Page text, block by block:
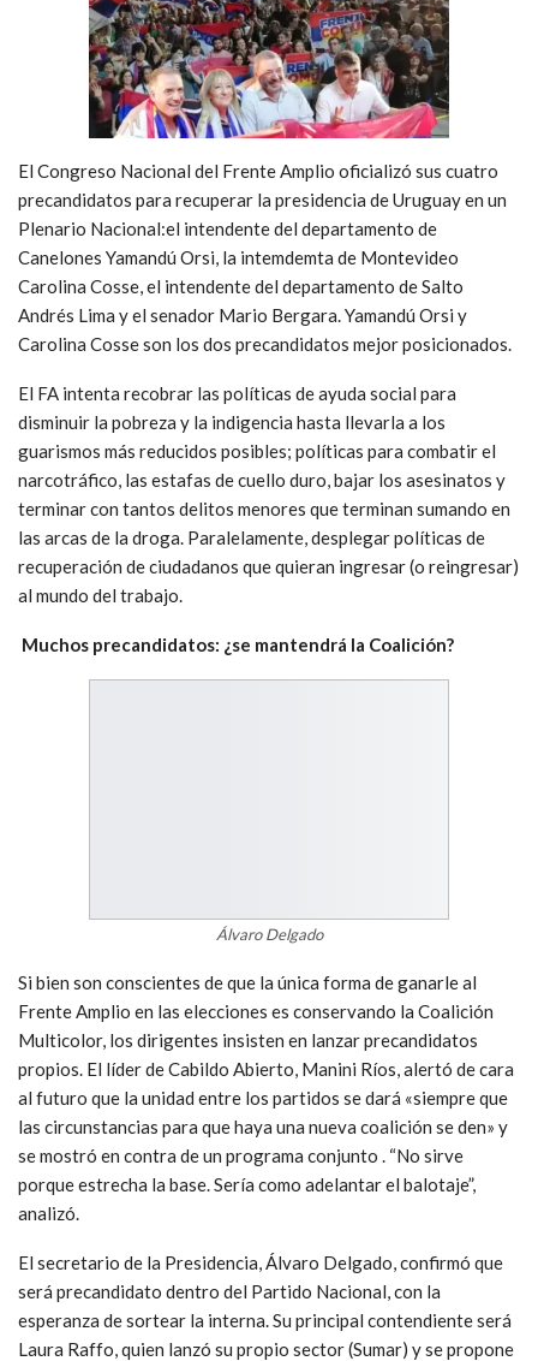
El Congreso Nacional del Frente Amplio oficializó sus cuatro
precandidatos para recuperar la presidencia de Uruguay en un
Plenario Nacional:el intendente del departamento de
Canelones Yamandú Orsi, la intemdemta de Montevideo
Carolina Cosse, el intendente del departamento de Salto
Andrés Lima y el senador Mario Bergara. Yamandú Orsi y
Carolina Cosse son los dos precandidatos mejor posicionados.
El FA intenta recobrar las políticas de ayuda social para
disminuir la pobreza y la indigencia hasta llevarla a los
guarismos más reducidos posibles; políticas para combatir el
narcotráfico, las estafas de cuello duro, bajar los asesinatos y
terminar con tantos delitos menores que terminan sumando en
las arcas de la droga. Paralelamente, desplegar políticas de
recuperación de ciudadanos que quieran ingresar (o reingresar)
al mundo del trabajo.
Muchos precandidatos: ¿se mantendrá la Coalición?
Álvaro Delgado
Si bien son conscientes de que la única forma de ganarle al
Frente Amplio en las elecciones es conservando la Coalición
Multicolor, los dirigentes insisten en lanzar precandidatos
propios. El líder de Cabildo Abierto, Manini Ríos, alertó de cara
al futuro que la unidad entre los partidos se dará «siempre que
las circunstancias para que haya una nueva coalición se den» y
se mostró en contra de un programa conjunto . “No sirve
porque estrecha la base. Sería como adelantar el balotaje”,
analizó.
El secretario de la Presidencia, Álvaro Delgado, confirmó que
será precandidato dentro del Partido Nacional, con la
esperanza de sortear la interna. Su principal contendiente será
Laura Raffo, quien lanzó su propio sector (Sumar) y se propone